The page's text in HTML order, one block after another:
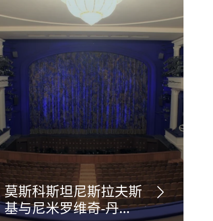
莫斯科斯坦尼斯拉夫斯
基与尼米罗维奇-丹钦